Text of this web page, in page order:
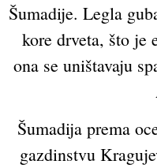
Šumadije. Legla
kore drveta, što
ona se uništavaju
Šumadija prema
gazdinstvu